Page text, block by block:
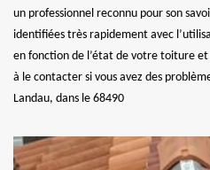
un professionnel reconnu pour son
identifiées très rapidement avec
en fonction de l’état de votre toiture et
à le contacter si vous avez des
Landau, dans le 68490